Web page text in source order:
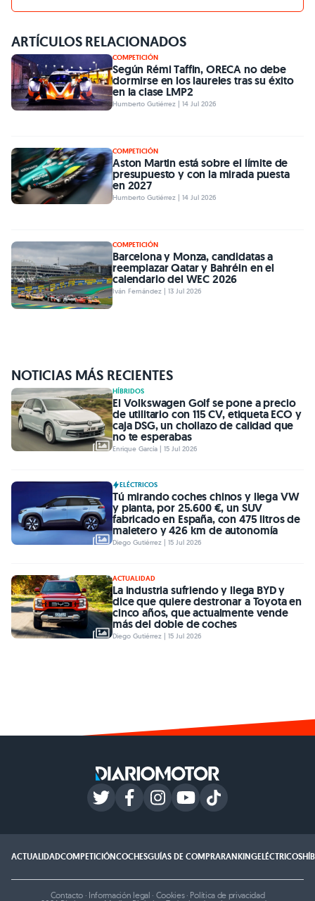
ARTÍCULOS RELACIONADOS
COMPETICIÓN
Según Rémi Taffin, ORECA no debe
dormirse en los laureles tras su éxito
en la clase LMP2
Humberto Gutiérrez | 14 Jul 2026
COMPETICIÓN
Aston Martin está sobre el límite de
presupuesto y con la mirada puesta
en 2027
Humberto Gutiérrez | 14 Jul 2026
COMPETICIÓN
Barcelona y Monza, candidatas a
reemplazar Qatar y Bahréin en el
calendario del WEC 2026
Iván Fernández | 13 Jul 2026
NOTICIAS MÁS RECIENTES
HÍBRIDOS
El Volkswagen Golf se pone a precio
de utilitario con 115 CV, etiqueta ECO y
caja DSG, un chollazo de calidad que
no te esperabas
Enrique García | 15 Jul 2026
ELÉCTRICOS
Tú mirando coches chinos y llega VW
y planta, por 25.600 €, un SUV
fabricado en España, con 475 litros de
maletero y 426 km de autonomía
Diego Gutiérrez | 15 Jul 2026
ACTUALIDAD
La industria sufriendo y llega BYD y
dice que quiere destronar a Toyota en
cinco años, que actualmente vende
más del doble de coches
Diego Gutiérrez | 15 Jul 2026
ACTUALIDADCOMPETICIÓNCOCHESGUÍAS DE COMPRARANKINGELÉCTRICOS
Contacto · Información legal · Cookies· Política de privacidad